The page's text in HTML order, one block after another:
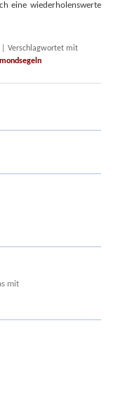
eine wiederholenswerte
|Verschlagwortet mit
mit